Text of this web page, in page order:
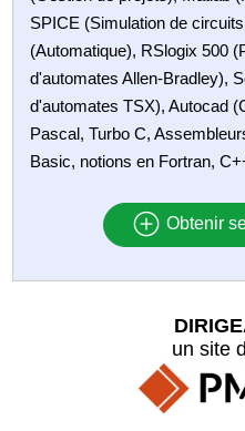
SPICE (Simulation de
(Automatique), RSlogix 500
d'automates Allen-Bradley),
d'automates TSX), Autocad
Pascal, Turbo C,
Basic, notions en Fortran,
Obtenir
un site